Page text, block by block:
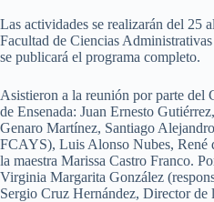
Las actividades se realizarán del 25
Facultad de Ciencias
se publicará el programa completo.
Asistieron a la reunión por parte del
de Ensenada: Juan Ernesto
Genaro Martínez, Santiago
FCAYS), Luis Alonso Nubes, René
la maestra Marissa Castro Franco.
Virginia Margarita González
Sergio Cruz Hernández, Director de